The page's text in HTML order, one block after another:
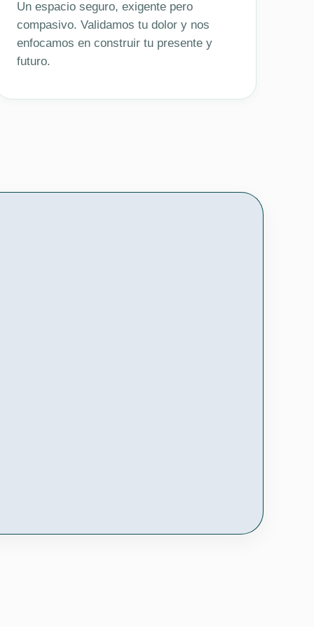
Un espacio seguro, exigente pero
compasivo. Validamos tu dolor y nos
enfocamos en construir tu presente y
futuro.